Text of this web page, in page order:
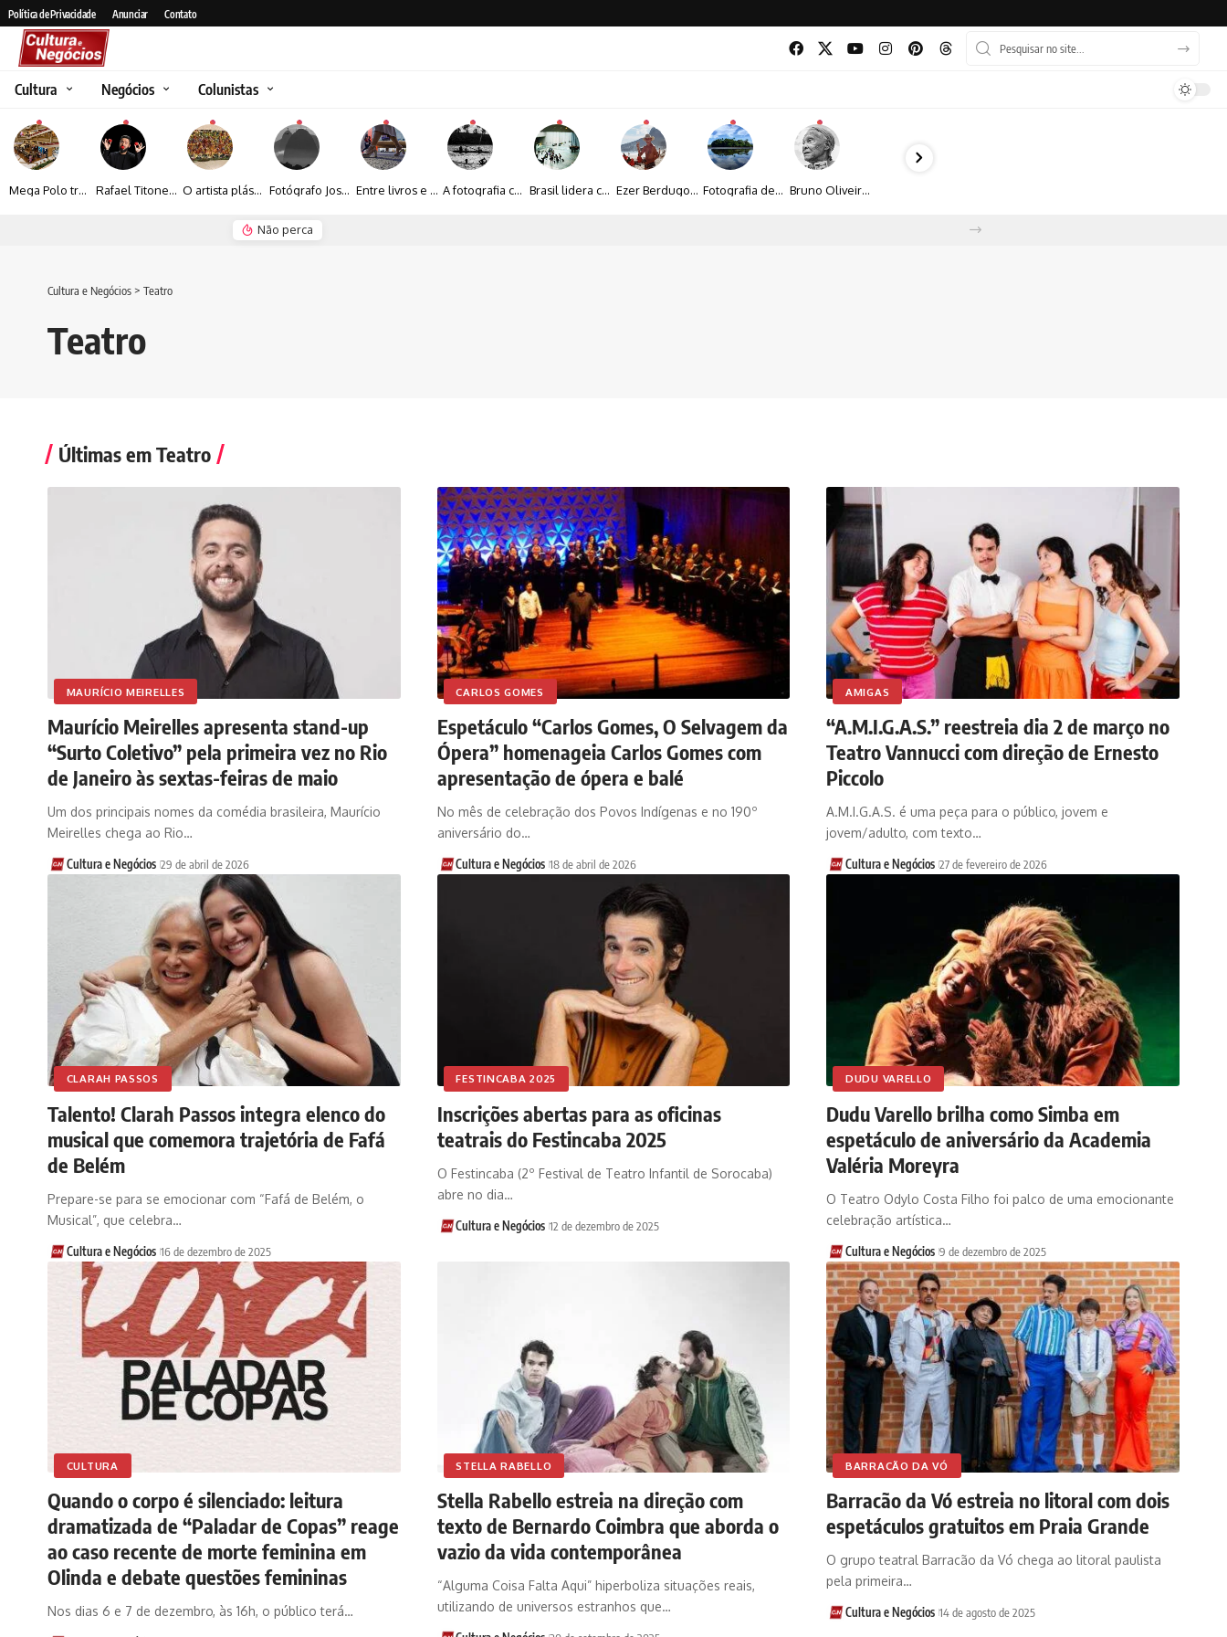
Política de Privacidade Anunciar Contato
Cultura Negócios Colunistas
Mega Polo transforma lançamento de coleção em plataforma nacional de negócios e projeta crescimento de mais de 15% Rafael Titonelly leva magia e acolhimento a crianças em tratamento oncológico em Juiz de Fora O artista plástico Jorge Luiz transforma sustentabilidade e criatividade em arte contemporânea Fotógrafo José Roberto apresenta um olhar sensível sobre arquitetura, formas e luz na fotografia Entre livros e fotografia autoral, Sebastião Reis consolida uma trajetória marcada pelo olhar artístico A fotografia contemporânea de Cynthia Feyh Jappur entre luz, movimento e arte Brasil lidera crescimento entre os 15 maiores mercados globais de viagens corporativas Ezer Berdugo transforma experiências multiculturais e memórias em narrativas visuais por meio da fotografia Fotografia de Fátima Carlini transforma paisagens naturais em experiências de contemplação Bruno Oliveira retrata o cotidiano urbano por meio da fotografia em preto e branco
Não perca
Cultura e Negócios > Teatro
Teatro
Últimas em Teatro
MAURÍCIO MEIRELLES
Maurício Meirelles apresenta stand-up
“Surto Coletivo” pela primeira vez no Rio
de Janeiro às sextas-feiras de maio
Um dos principais nomes da comédia brasileira, Maurício
Meirelles chega ao Rio…
Cultura e Negócios 29 de abril de 2026
CARLOS GOMES
Espetáculo “Carlos Gomes, O Selvagem da
Ópera” homenageia Carlos Gomes com
apresentação de ópera e balé
No mês de celebração dos Povos Indígenas e no 190º
aniversário do…
Cultura e Negócios 18 de abril de 2026
AMIGAS
“A.M.I.G.A.S.” reestreia dia 2 de março no
Teatro Vannucci com direção de Ernesto
Piccolo
A.M.I.G.A.S. é uma peça para o público, jovem e
jovem/adulto, com texto…
Cultura e Negócios 27 de fevereiro de 2026
CLARAH PASSOS
Talento! Clarah Passos integra elenco do
musical que comemora trajetória de Fafá
de Belém
Prepare-se para se emocionar com “Fafá de Belém, o
Musical”, que celebra…
Cultura e Negócios 16 de dezembro de 2025
FESTINCABA 2025
Inscrições abertas para as oficinas
teatrais do Festincaba 2025
O Festincaba (2º Festival de Teatro Infantil de Sorocaba)
abre no dia…
Cultura e Negócios 12 de dezembro de 2025
DUDU VARELLO
Dudu Varello brilha como Simba em
espetáculo de aniversário da Academia
Valéria Moreyra
O Teatro Odylo Costa Filho foi palco de uma emocionante
celebração artística…
Cultura e Negócios 9 de dezembro de 2025
CULTURA
Quando o corpo é silenciado: leitura
dramatizada de “Paladar de Copas” reage
ao caso recente de morte feminina em
Olinda e debate questões femininas
Nos dias 6 e 7 de dezembro, às 16h, o público terá…
STELLA RABELLO
Stella Rabello estreia na direção com
texto de Bernardo Coimbra que aborda o
vazio da vida contemporânea
“Alguma Coisa Falta Aqui” hiperboliza situações reais,
utilizando de universos estranhos que…
BARRACÃO DA VÓ
Barracão da Vó estreia no litoral com dois
espetáculos gratuitos em Praia Grande
O grupo teatral Barracão da Vó chega ao litoral paulista
pela primeira…
Cultura e Negócios 14 de agosto de 2025